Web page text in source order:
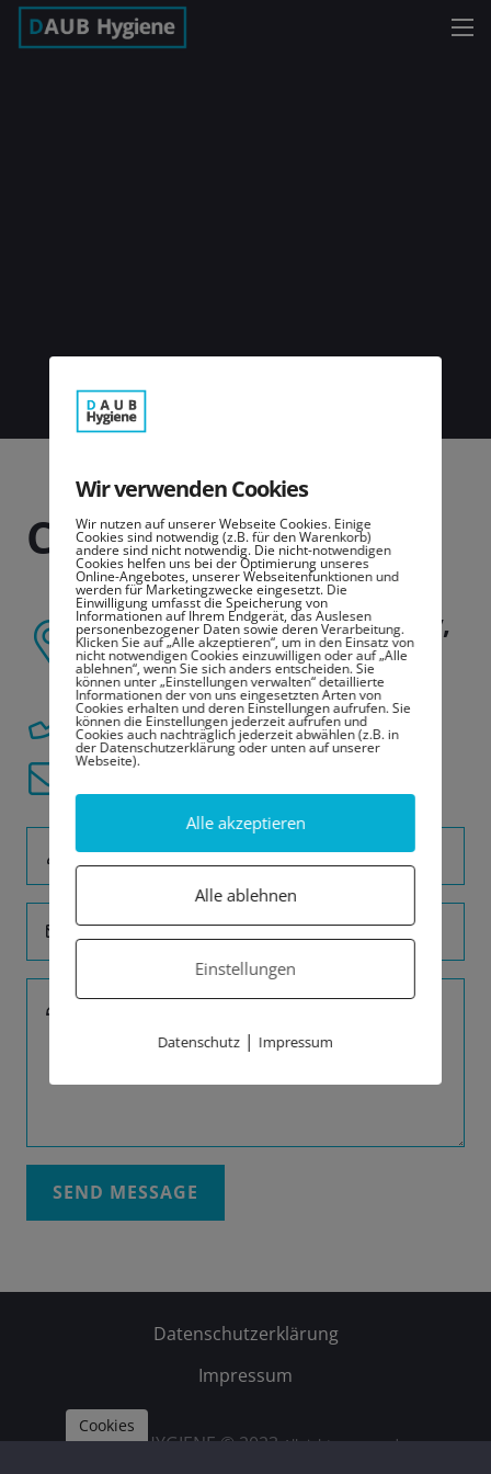
Contact Us
1600 Amphitheatre Parkway,
Mountain View, CA 94043
+321 123 4567
info@example.com
Name
Email *
Message *
SEND MESSAGE
Datenschutzerklärung
Impressum
DAUB HYGIENE © 2023All rights reserved.
Cookies
Wir verwenden Cookies
Wir nutzen auf unserer Webseite Cookies. Einige
Cookies sind notwendig (z.B. für den Warenkorb)
andere sind nicht notwendig. Die nicht-notwendigen
Cookies helfen uns bei der Optimierung unseres
Online-Angebotes, unserer Webseitenfunktionen und
werden für Marketingzwecke eingesetzt. Die
Einwilligung umfasst die Speicherung von
Informationen auf Ihrem Endgerät, das Auslesen
personenbezogener Daten sowie deren Verarbeitung.
Klicken Sie auf „Alle akzeptieren“, um in den Einsatz von
nicht notwendigen Cookies einzuwilligen oder auf „Alle
ablehnen“, wenn Sie sich anders entscheiden. Sie
können unter „Einstellungen verwalten“ detaillierte
Informationen der von uns eingesetzten Arten von
Cookies erhalten und deren Einstellungen aufrufen. Sie
können die Einstellungen jederzeit aufrufen und
Cookies auch nachträglich jederzeit abwählen (z.B. in
der Datenschutzerklärung oder unten auf unserer
Webseite).
Alle akzeptieren
Alle ablehnen
Einstellungen
Datenschutz| Impressum